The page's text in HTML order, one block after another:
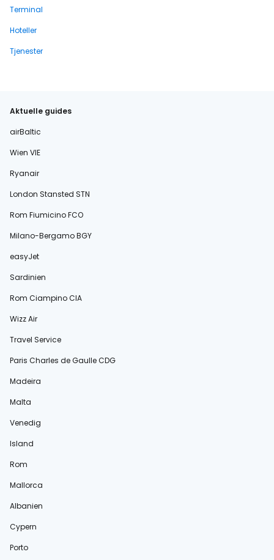
Terminal
Hoteller
Tjenester
Aktuelle guides
airBaltic
Wien VIE
Ryanair
London Stansted STN
Rom Fiumicino FCO
Milano-Bergamo BGY
easyJet
Sardinien
Rom Ciampino CIA
Wizz Air
Travel Service
Paris Charles de Gaulle CDG
Madeira
Malta
Venedig
Island
Rom
Mallorca
Albanien
Cypern
Porto